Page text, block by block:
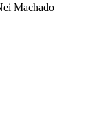
Machado